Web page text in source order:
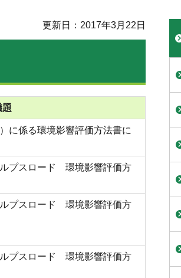
更新日：2017年3月22日
題
に係る環境影響評価方法書に
プスロード 環境影響評価方
プスロード 環境影響評価方
プスロード 環境影響評価方